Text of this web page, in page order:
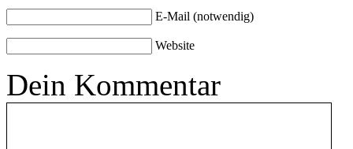
E-Mail (notwendig)
Website
Dein Kommentar